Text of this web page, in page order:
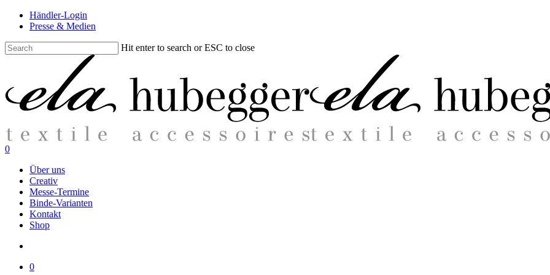
Skip
content
Händler-Login
Presse & Medien
Hit enter to search or ESC to close
search
0
Über uns
Creativ
Messe-Termine
Binde-Varianten
Kontakt
Shop
0